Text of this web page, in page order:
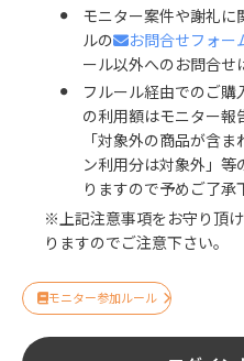
モニター案件や謝礼に
ルの
お問合せフォー
ール以外へのお問合せ
フルール経由でのご
の利用額はモニター報
「対象外の商品が含
ン利用分は対象外」
りますので予めご了承
※上記注意事項をお守り頂
りますのでご注意下さい。
モニター参加ルール